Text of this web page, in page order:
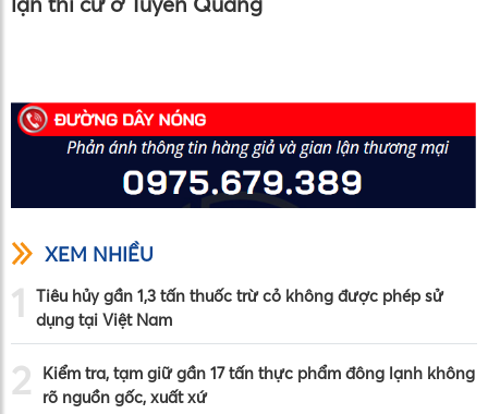
XEM NHIỀU
1
Tiêu hủy gần 1,3 tấn thuốc trừ cỏ không được phép sử
dụng tại Việt Nam
2
Kiểm tra, tạm giữ gần 17 tấn thực phẩm đông lạnh không
rõ nguồn gốc, xuất xứ